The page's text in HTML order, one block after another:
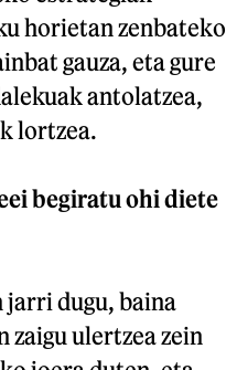
horietan zenbateko
gauza, eta gure
antolatzea,
lortzea.
begiratu ohi diete
jarri dugu, baina
zaigu ulertzea zein